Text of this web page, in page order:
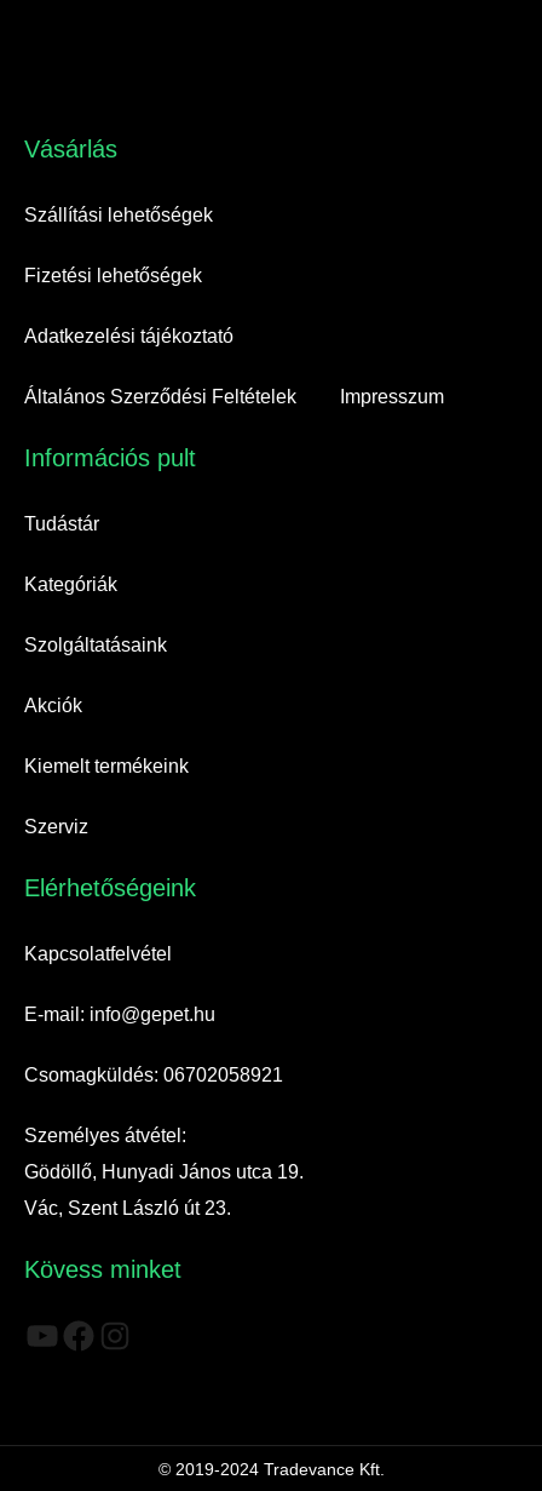
Vásárlás​
Szállítási lehetőségek
Fizetési lehetőségek
Adatkezelési tájékoztató
Általános Szerződési Feltételek Impresszum
Információs pult​
Tudástár
Kategóriák
Szolgáltatásaink
Akciók
Kiemelt termékeink
Szerviz
Elérhetőségeink​
Kapcsolatfelvétel
E-mail: info@gepet.hu
Csomagküldés: 06702058921
Személyes átvétel:
Gödöllő, Hunyadi János utca 19.
Vác, Szent László út 23.
Kövess minket
YouTube
Facebook
Instagram
© 2019-2024 Tradevance Kft.